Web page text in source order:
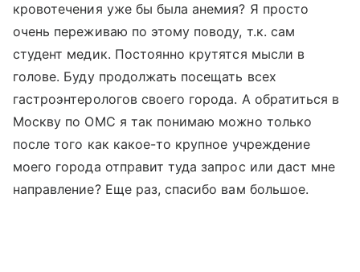
кровотечения уже бы была анемия? Я просто
очень переживаю по этому поводу, т.к. сам
студент медик. Постоянно крутятся мысли в
голове. Буду продолжать посещать всех
гастроэнтерологов своего города. А обратиться в
Москву по ОМС я так понимаю можно только
после того как какое-то крупное учреждение
моего города отправит туда запрос или даст мне
направление? Еще раз, спасибо вам большое.